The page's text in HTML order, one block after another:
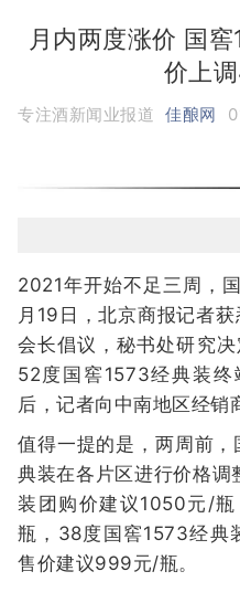
月内两度涨价 国
价上
专注酒新闻业报道 佳酿网
2021年开始不足三周，
月19日，北京商报记者
会长倡议，秘书处研究
52度国窖1573经典装
后，记者向中南地区经销
值得一提的是，两周前
典装在各片区进行价格
装团购价建议1050元/
瓶，38度国窖1573经典
售价建议999元/瓶。